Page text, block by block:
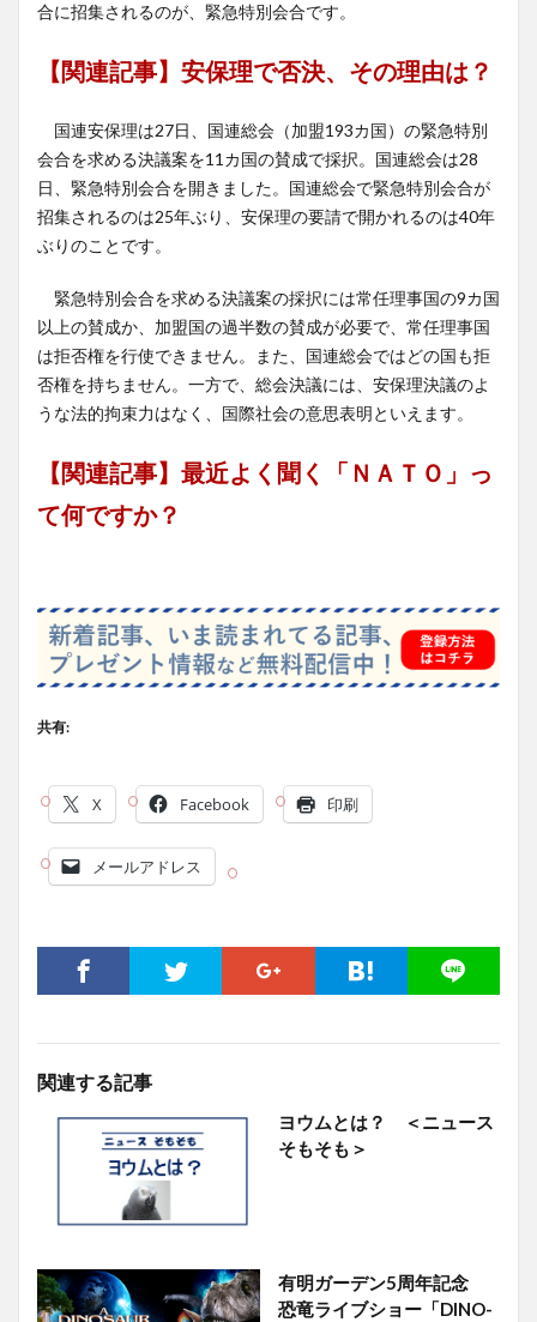
合に招集されるのが、緊急特別会合です。
【関連記事】安保理で否決、その理由は？
国連安保理は27日、国連総会（加盟193カ国）の緊急特別
会合を求める決議案を11カ国の賛成で採択。国連総会は28
日、緊急特別会合を開きました。国連総会で緊急特別会合が
招集されるのは25年ぶり、安保理の要請で開かれるのは40年
ぶりのことです。
緊急特別会合を求める決議案の採択には常任理事国の9カ国
以上の賛成か、加盟国の過半数の賛成が必要で、常任理事国
は拒否権を行使できません。また、国連総会ではどの国も拒
否権を持ちません。一方で、総会決議には、安保理決議のよ
うな法的拘束力はなく、国際社会の意思表明といえます。
【関連記事】最近よく聞く「ＮＡＴＯ」っ
て何ですか？
共有:
X Facebook 印刷
メールアドレス
関連する記事
ヨウムとは？ ＜ニュース
そもそも＞
有明ガーデン5周年記念
恐竜ライブショー「DINO-